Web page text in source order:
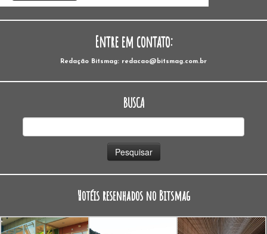
Entre em contato:
Redação Bitsmag: redacao@bitsmag.com.br
BUSCA
Hotéis resenhados no Bitsmag